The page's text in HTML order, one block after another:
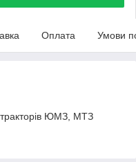
Оплата Умови
ЮМЗ, МТЗ